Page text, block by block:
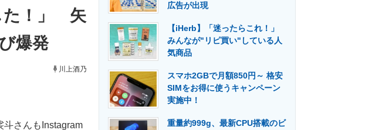
事例 製造業のIT導入・活用を支援
エネルギーの専門メディア 建設×テクノロジーの最前線
た！」 矢
爆発
川上酒乃
斗さんもInstagram
広告が出現
【iHerb】「迷ったらこれ！」
みんなが"リピ買い"している人
気商品
スマホ2GBで月額850円～ 格安
SIMをお得に使うキャンペーン
実施中！
重量約999g、最新CPU搭載のビ